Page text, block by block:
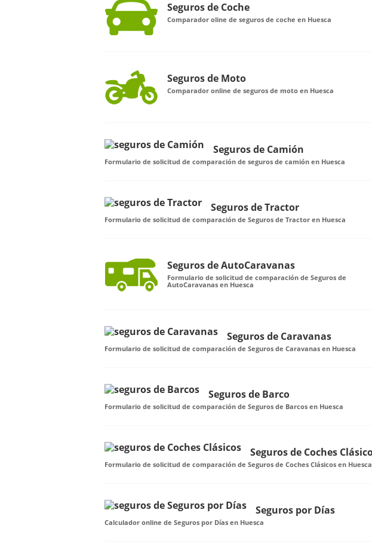
Seguros de Coche
Comparador oline de seguros de coche en Huesca
Seguros de Moto
Comparador online de seguros de moto en Huesca
Seguros de Camión
Formulario de solicitud de comparación de seguros de camión en Huesca
Seguros de Tractor
Formulario de solicitud de comparación de Seguros de Tractor en Huesca
Seguros de AutoCaravanas
Formulario de solicitud de comparación de Seguros de
AutoCaravanas en Huesca
Seguros de Caravanas
Formulario de solicitud de comparación de Seguros de Caravanas en Huesca
Seguros de Barco
Formulario de solicitud de comparación de Seguros de Barcos en Huesca
Seguros de Coches
Formulario de solicitud de comparación de Seguros de Coches Clásicos en Huesca
Seguros por Días
Calculador online de Seguros por Días en Huesca